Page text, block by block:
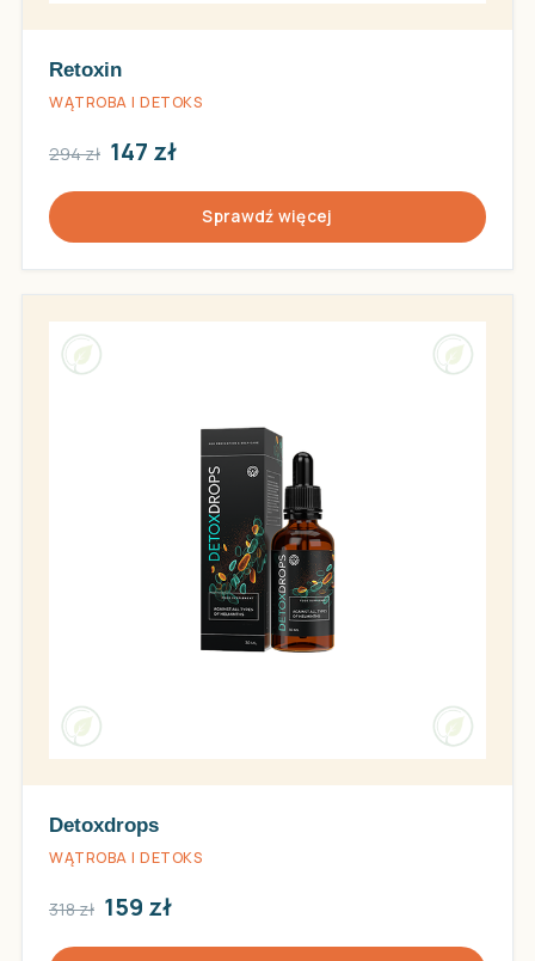
Retoxin
WĄTROBA I DETOKS
294 zł 147 zł
Sprawdź więcej
Detoxdrops
WĄTROBA I DETOKS
318 zł 159 zł